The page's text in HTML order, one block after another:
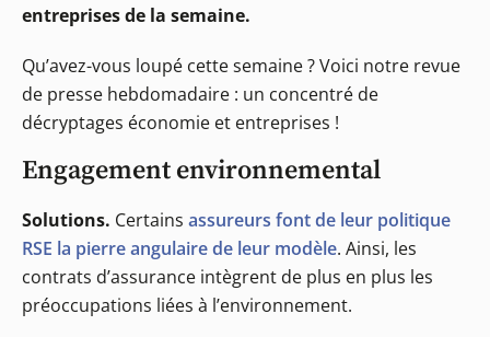
entreprises de la semaine.
Qu’avez-vous loupé cette semaine ? Voici notre revue
de presse hebdomadaire : un concentré de
décryptages économie et entreprises !
Engagement environnemental
Solutions. Certains assureurs font de leur politique
RSE la pierre angulaire de leur modèle. Ainsi, les
contrats d’assurance intègrent de plus en plus les
préoccupations liées à l’environnement.